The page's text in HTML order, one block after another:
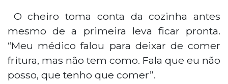
O cheiro toma conta da cozinha antes
mesmo de a primeira leva ficar pronta.
“Meu médico falou para deixar de comer
fritura, mas não tem como. Fala que eu não
posso, que tenho que comer”.